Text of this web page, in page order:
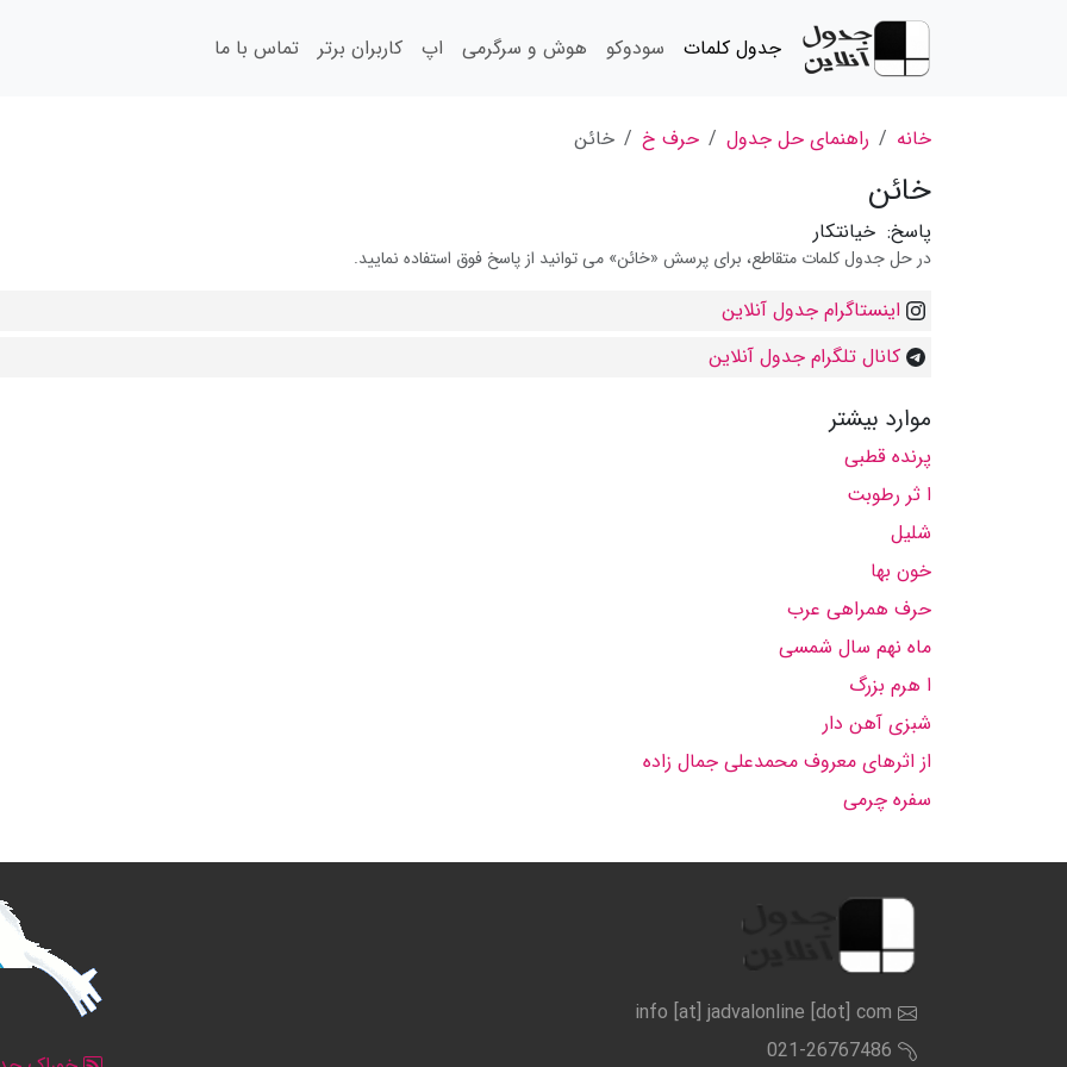
جدول کلمات سودوکو هوش و سرگرمی اپ کاربران برتر تماس با ما
خانه راهنمای حل جدول حرف خ خائن
خائن
پاسخ: خیانتکار
در حل جدول کلمات متقاطع، برای پرسش «خائن» می توانید از پاسخ فوق استفاده نمایید.
اینستاگرام جدول آنلاین
کانال تلگرام جدول آنلاین
موارد بیشتر
پرنده قطبی
ا ثر رطوبت
شلیل
خون بها
حرف همراهی عرب
ماه نهم سال شمسی
ا هرم بزرگ
شبزی آهن دار
از اثرهای معروف محمدعلی جمال زاده
سفره چرمی
info [at] jadvalonline [dot] com
021-26767486